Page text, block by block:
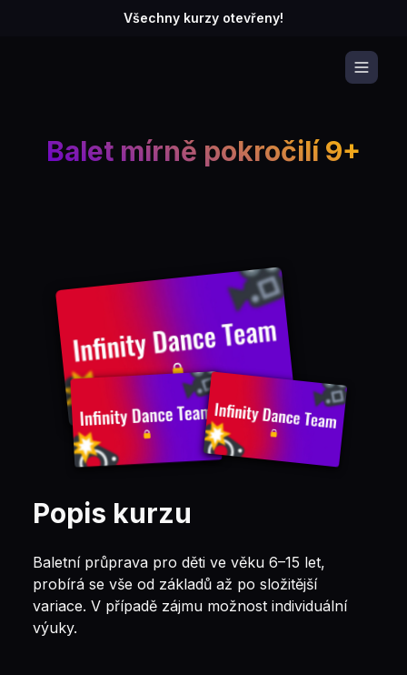
Všechny kurzy otevřeny!
Balet mírně pokročilí 9+
Popis kurzu
Baletní průprava pro děti ve věku 6–15 let,
probírá se vše od základů až po složitější
variace. V případě zájmu možnost individuální
výuky.